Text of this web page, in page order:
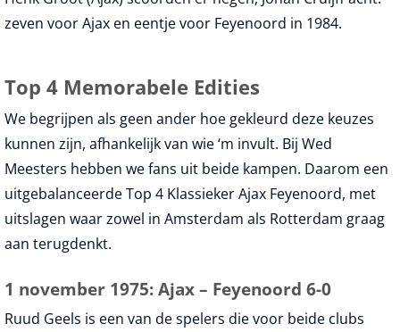
zeven voor Ajax en eentje voor Feyenoord in 1984.
Top 4 Memorabele Edities
We begrijpen als geen ander hoe gekleurd deze keuzes
kunnen zijn, afhankelijk van wie ‘m invult. Bij Wed
Meesters hebben we fans uit beide kampen. Daarom een
uitgebalanceerde Top 4 Klassieker Ajax Feyenoord, met
uitslagen waar zowel in Amsterdam als Rotterdam graag
aan terugdenkt.
1 november 1975: Ajax – Feyenoord 6-0
Ruud Geels is een van de spelers die voor beide clubs